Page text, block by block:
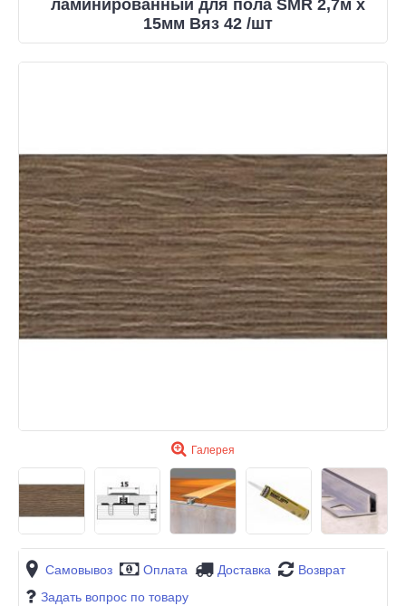
ламинированный для пола SMR 2,7м х
15мм Вяз 42 /шт
Галерея
Самовывоз Оплата Доставка
Возврат
Задать вопрос по товару